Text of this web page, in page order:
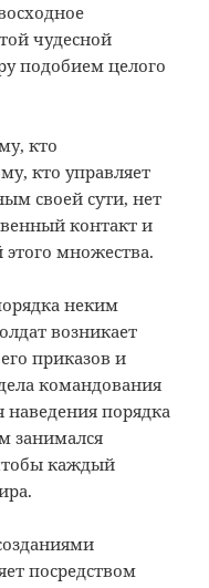
чудесной
подобием целого
кто
кто управляет
своей сути, нет
контакт и
множества.
неким
возникает
приказов и
командования
наведения порядка
занимался
каждый
посредством